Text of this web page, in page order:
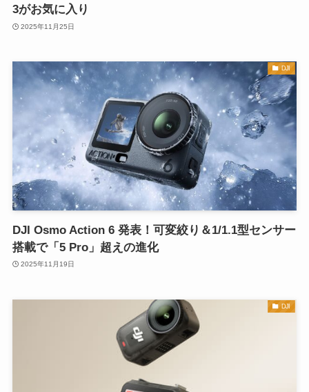
3がお気に入り
2025年11月25日
DJI
DJI Osmo Action 6 発表！可変絞り＆1/1.1型センサー
搭載で「5 Pro」超えの進化
2025年11月19日
DJI